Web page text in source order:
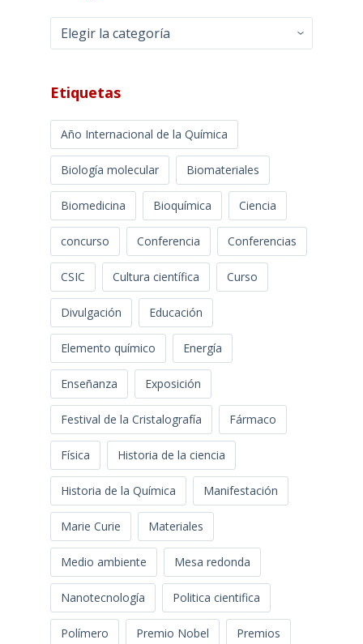
Categorías
Etiquetas
Año Internacional de la Química
Biología molecular Biomateriales
Biomedicina Bioquímica Ciencia
concurso Conferencia Conferencias
CSIC Cultura científica Curso
Divulgación Educación
Elemento químico Energía
Enseñanza Exposición
Festival de la Cristalografía Fármaco
Física Historia de la ciencia
Historia de la Química Manifestación
Marie Curie Materiales
Medio ambiente Mesa redonda
Nanotecnología Politica cientifica
Polímero Premio Nobel Premios